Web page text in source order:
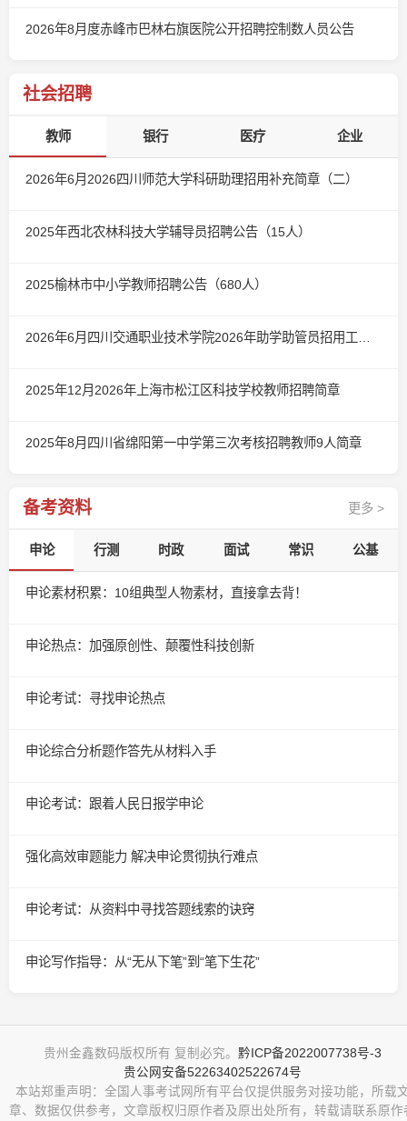
2026年8月度赤峰市巴林右旗医院公开招聘控制数人员公告
社会招聘
教师 银行 医疗 企业
2026年6月2026四川师范大学科研助理招用补充简章（二）
2025年西北农林科技大学辅导员招聘公告（15人）
2025榆林市中小学教师招聘公告（680人）
2025年12月2026年上海市松江区科技学校教师招聘简章
2025年8月四川省绵阳第一中学第三次考核招聘教师9人简章
备考资料 更多 >
申论 行测 时政 面试 常识 公基
申论素材积累：10组典型人物素材，直接拿去背！
申论热点：加强原创性、颠覆性科技创新
申论考试：寻找申论热点
申论综合分析题作答先从材料入手
申论考试：跟着人民日报学申论
强化高效审题能力 解决申论贯彻执行难点
申论考试：从资料中寻找答题线索的诀窍
申论写作指导：从“无从下笔”到“笔下生花”
贵州金鑫数码版权所有 复制必究。 黔ICP备2022007738号-3
贵公网安备52263402522674号
本站郑重声明：全国人事考试网所有平台仅提供服务对接功能，所载
章、数据仅供参考，文章版权归原作者及原出处所有，转载请联系原作